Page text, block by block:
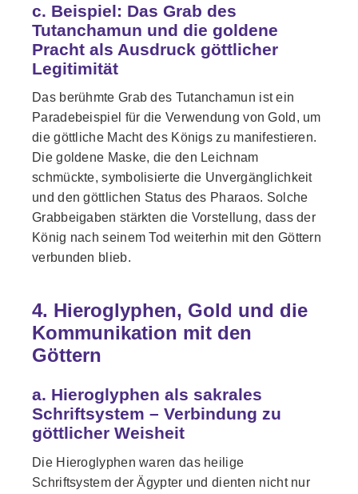
c. Beispiel: Das Grab des
Tutanchamun und die goldene
Pracht als Ausdruck göttlicher
Legitimität
Das berühmte Grab des Tutanchamun ist ein
Paradebeispiel für die Verwendung von Gold, um
die göttliche Macht des Königs zu manifestieren.
Die goldene Maske, die den Leichnam
schmückte, symbolisierte die Unvergänglichkeit
und den göttlichen Status des Pharaos. Solche
Grabbeigaben stärkten die Vorstellung, dass der
König nach seinem Tod weiterhin mit den Göttern
verbunden blieb.
4. Hieroglyphen, Gold und die
Kommunikation mit den
Göttern
a. Hieroglyphen als sakrales
Schriftsystem – Verbindung zu
göttlicher Weisheit
Die Hieroglyphen waren das heilige
Schriftsystem der Ägypter und dienten nicht nur